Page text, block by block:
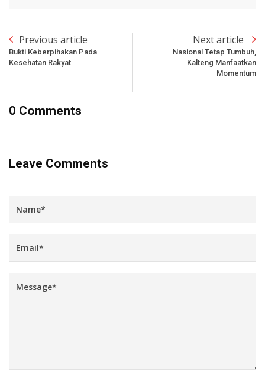
Previous article
Bukti Keberpihakan Pada
Kesehatan Rakyat
Next article
Nasional Tetap Tumbuh,
Kalteng Manfaatkan
Momentum
0 Comments
Leave Comments